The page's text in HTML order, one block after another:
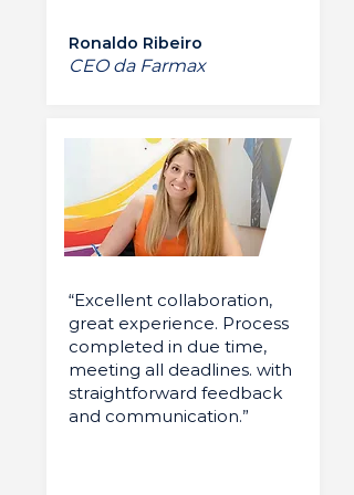
Ronaldo Ribeiro
CEO da Farmax
“Excellent collaboration,
great experience. Process
completed in due time,
meeting all deadlines. with
straightforward feedback
and communication.”